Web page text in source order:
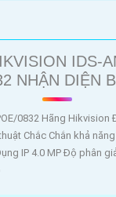
IDS-
NHẬN DIỆN
0832 Hãng Hikvision
Chắc Chắn khả
IP 4.0 MP Độ phân